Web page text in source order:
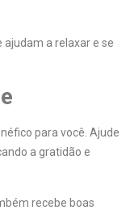
a relaxar e se
para você. Ajude
a gratidão e
recebe boas